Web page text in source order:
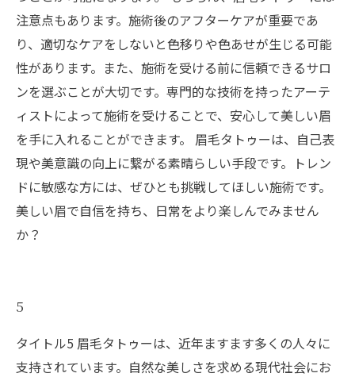
注意点もあります。施術後のアフターケアが重要であ
り、適切なケアをしないと色移りや色あせが生じる可能
性があります。また、施術を受ける前に信頼できるサロ
ンを選ぶことが大切です。専門的な技術を持ったアーテ
ィストによって施術を受けることで、安心して美しい眉
を手に入れることができます。 眉毛タトゥーは、自己表
現や美意識の向上に繋がる素晴らしい手段です。トレン
ドに敏感な方には、ぜひとも挑戦してほしい施術です。
美しい眉で自信を持ち、日常をより楽しんでみません
か？
5
タイトル5 眉毛タトゥーは、近年ますます多くの人々に
支持されています。自然な美しさを求める現代社会にお